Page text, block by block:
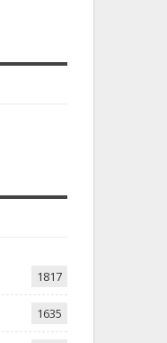
1817
1635